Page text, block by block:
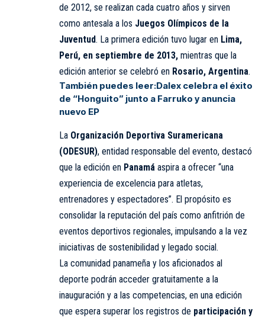
de 2012, se realizan cada cuatro años y sirven
como antesala a los Juegos Olímpicos de la
Juventud. La primera edición tuvo lugar en Lima,
Perú, en septiembre de 2013, mientras que la
edición anterior se celebró en Rosario, Argentina.
También puedes leer:Dalex celebra el éxito
de “Honguito” junto a Farruko y anuncia
nuevo EP
La Organización Deportiva Suramericana
(ODESUR), entidad responsable del evento, destacó
que la edición en Panamá aspira a ofrecer “una
experiencia de excelencia para atletas,
entrenadores y espectadores”. El propósito es
consolidar la reputación del país como anfitrión de
eventos deportivos regionales, impulsando a la vez
iniciativas de sostenibilidad y legado social.
La comunidad panameña y los aficionados al
deporte podrán acceder gratuitamente a la
inauguración y a las competencias, en una edición
que espera superar los registros de participación y